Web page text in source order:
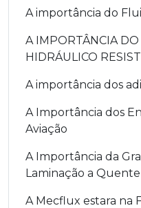
A importância do
A IMPORTÂNCIA
HIDRÁULICO
A importância dos
A Importância dos
Aviação
A Importância da
Laminação a Quente
A Mecflux estara na